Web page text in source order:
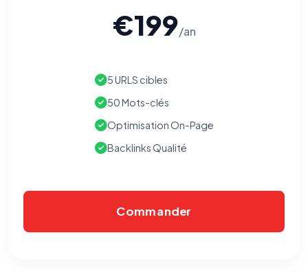
€199/an
5 URLS cibles
50 Mots-clés
Optimisation On-Page
Backlinks Qualité
Commander